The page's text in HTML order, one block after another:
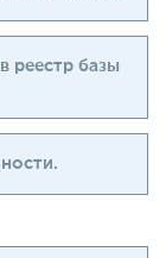
реестр базы